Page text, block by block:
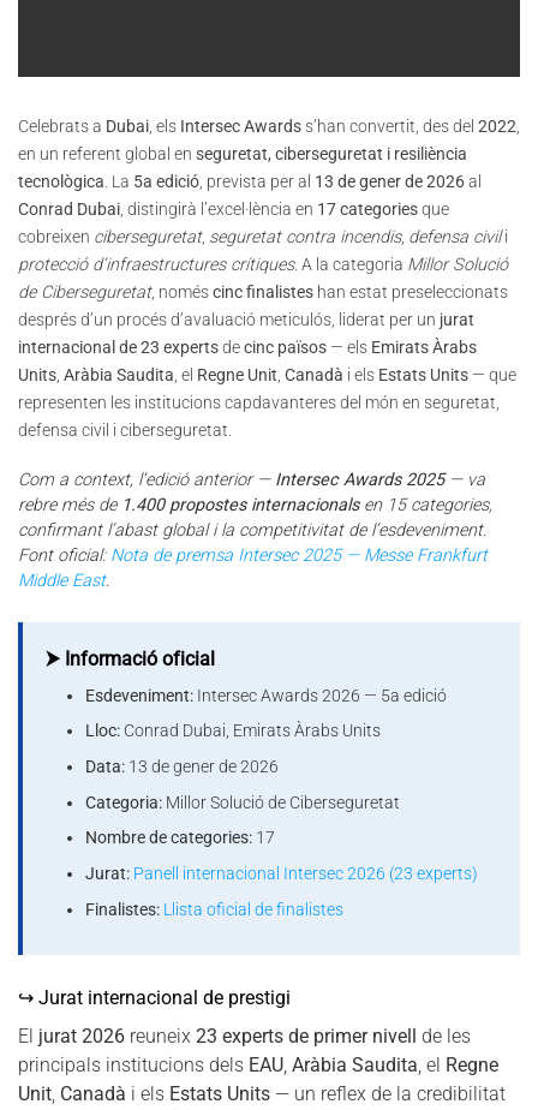
Celebrats a Dubai, els Intersec Awardss’han convertit, des del 2022,
en un referent global en seguretat, ciberseguretat i resiliència
tecnològica. La 5a edició, prevista per al 13 de gener de 2026al
Conrad Dubai, distingirà l’excel·lència en 17 categoriesque
cobreixen ciberseguretat, seguretat contra incendis, defensa civili
protecció d’infraestructures crítiques. A la categoria Millor Solució
de Ciberseguretat, noméscinc finalistes han estat preseleccionats
després d’un procés d’avaluació meticulós, liderat per un jurat
internacional de 23 expertsdecinc països — els Emirats Àrabs
Units, Aràbia Saudita, el Regne Unit, Canadà i els Estats Units — que
representen les institucions capdavanteres del món en seguretat,
defensa civil i ciberseguretat.
Com a context, l’edició anterior — Intersec Awards 2025— va
rebre més de 1.400 propostes internacionalsen 15 categories,
confirmant l’abast global i la competitivitat de l’esdeveniment.
Font oficial: Nota de premsa Intersec 2025 — Messe Frankfurt
Middle East.
⮞ Informació oficial
Esdeveniment: Intersec Awards 2026 — 5a edició
Lloc: Conrad Dubai, Emirats Àrabs Units
Data: 13 de gener de 2026
Categoria: Millor Solució de Ciberseguretat
Nombre de categories: 17
Jurat: Panell internacional Intersec 2026 (23 experts)
Finalistes: Llista oficial de finalistes
↪ Jurat internacional de prestigi
El jurat 2026 reuneix 23 experts de primer nivell
de les
principals institucions dels EAU, Aràbia Saudita, el Regne
Unit, Canadà i els Estats Units — un reflex de la credibilitat